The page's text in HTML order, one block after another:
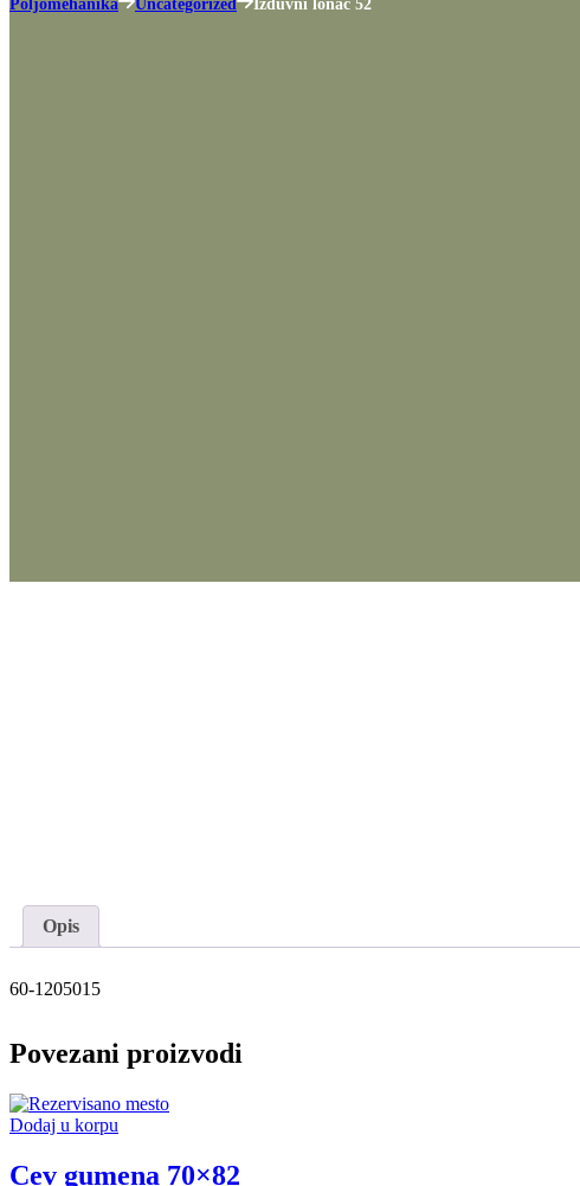
Poljomehanika Uncategorized Izduvni lonac 52
Opis
60-1205015
Povezani proizvodi
Dodaj u korpu
Cev gumena 70×82